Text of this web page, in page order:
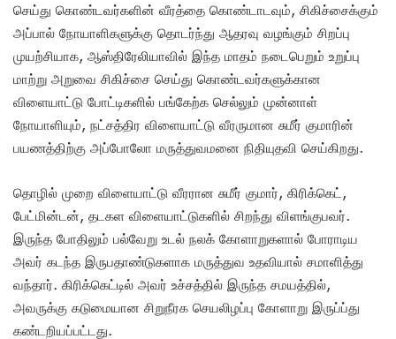
செய்து கொண்டவர்களின் வீரத்தை கொண்டாடவும், சிகிச்சைக்கும்
அப்பால் நோயாளிகளுக்கு தொடர்ந்து ஆதரவு வழங்கும் சிறப்பு
முயற்சியாக, ஆஸ்திரேலியாவில் இந்த மாதம் நடைபெறும் உறுப்பு
மாற்று அறுவை சிகிச்சை செய்து கொண்டவர்களுக்கான
விளையாட்டு போட்டிகளில் பங்கேற்க செல்லும் முன்னாள்
நோயாளியும், நட்சத்திர விளையாட்டு வீரருமான சுமீர் குமாரின்
பயணத்திற்கு அப்போலோ மருத்துவமனை நிதியுதவி செய்கிறது.
தொழில் முறை விளையாட்டு வீரரான சுமீர் குமார், கிரிக்கெட்,
பேட்மின்டன், தடகள விளையாட்டுகளில் சிறந்து விளங்குபவர்.
இருந்த போதிலும் பல்வேறு உடல் நலக் கோளாறுகளால் போராடிய
அவர் கடந்த இருபதாண்டுகளாக மருத்துவ உதவியால் சமாளித்து
வந்தார். கிரிக்கெட்டில் அவர் உச்சத்தில் இருந்த சமயத்தில்,
அவருக்கு கடுமையான சிறுநீரக செயலிழப்பு கோளாறு இருப்ப்து
கண்டறியப்பட்டது.